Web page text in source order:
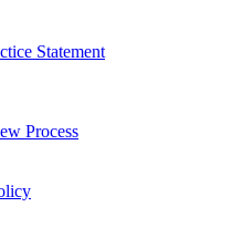
Statement
Process